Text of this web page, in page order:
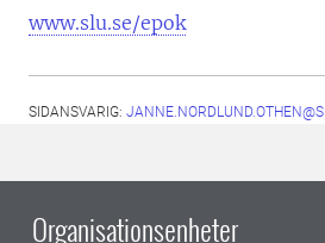
www.slu.se/epok
SIDANSVARIG:
Organisationsenheter